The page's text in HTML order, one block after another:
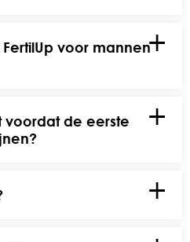
voor mannen
voordat de eerste